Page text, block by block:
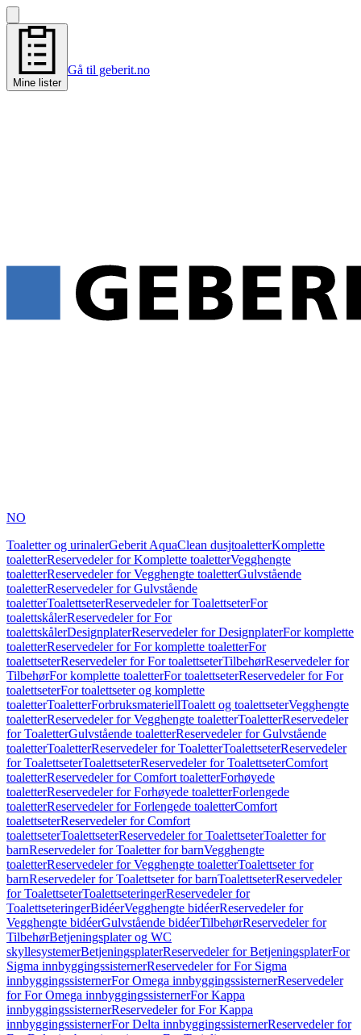
Mine lister
Gå til geberit.no
NO
Toaletter og urinalerGeberit AquaClean dusjtoaletterKomplette
toaletterReservedeler for Komplette toaletterVegghengte
toaletterReservedeler for Vegghengte toaletterGulvstående
toaletterReservedeler for Gulvstående
toaletterToalettseterReservedeler for ToalettseterFor
toalettskålerReservedeler for For
toalettskålerDesignplaterReservedeler for DesignplaterFor komplette
toaletterReservedeler for For komplette toaletterFor
toalettseterReservedeler for For toalettseterTilbehørReservedeler for
TilbehørFor komplette toaletterFor toalettseterReservedeler for For
toalettseterFor toalettseter og komplette
toaletterToaletterForbruksmateriellToalett og toalettseterVegghengte
toaletterReservedeler for Vegghengte toaletterToaletterReservedeler
for ToaletterGulvstående toaletterReservedeler for Gulvstående
toaletterToaletterReservedeler for ToaletterToalettseterReservedeler
for ToalettseterToalettseterReservedeler for ToalettseterComfort
toaletterReservedeler for Comfort toaletterForhøyede
toaletterReservedeler for Forhøyede toaletterForlengede
toaletterReservedeler for Forlengede toaletterComfort
toalettseterReservedeler for Comfort
toalettseterToalettseterReservedeler for ToalettseterToaletter for
barnReservedeler for Toaletter for barnVegghengte
toaletterReservedeler for Vegghengte toaletterToalettseter for
barnReservedeler for Toalettseter for barnToalettseterReservedeler
for ToalettseterToalettseteringerReservedeler for
ToalettseteringerBidéerVegghengte bidéerReservedeler for
Vegghengte bidéerGulvstående bidéerTilbehørReservedeler for
TilbehørBetjeningsplater og WC
skyllesystemerBetjeningsplaterReservedeler for BetjeningsplaterFor
Sigma innbyggingssisternerReservedeler for For Sigma
innbyggingssisternerFor Omega innbyggingssisternerReservedeler
for For Omega innbyggingssisternerFor Kappa
innbyggingssisternerReservedeler for For Kappa
innbyggingssisternerFor Delta innbyggingssisternerReservedeler for